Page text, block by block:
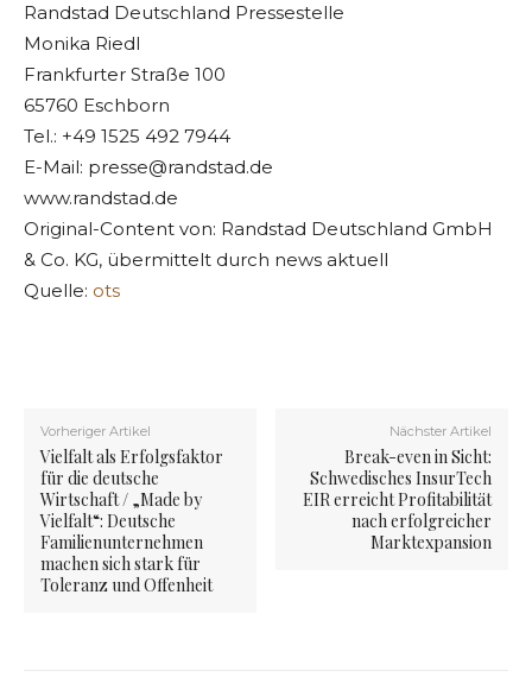
Randstad Deutschland Pressestelle
Monika Riedl
Frankfurter Straße 100
65760 Eschborn
Tel.: +49 1525 492 7944
E-Mail: presse@randstad.de
www.randstad.de
Original-Content von: Randstad Deutschland GmbH
& Co. KG, übermittelt durch news aktuell
Quelle: ots
Vorheriger Artikel
Vielfalt als Erfolgsfaktor
für die deutsche
Wirtschaft / „Made by
Vielfalt“: Deutsche
Familienunternehmen
machen sich stark für
Toleranz und Offenheit
Nächster Artikel
Break-even in Sicht:
Schwedisches InsurTech
EIR erreicht Profitabilität
nach erfolgreicher
Marktexpansion